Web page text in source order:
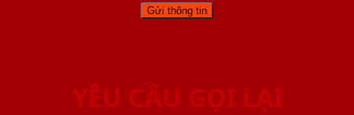
YÊU CẦU GỌI LẠI